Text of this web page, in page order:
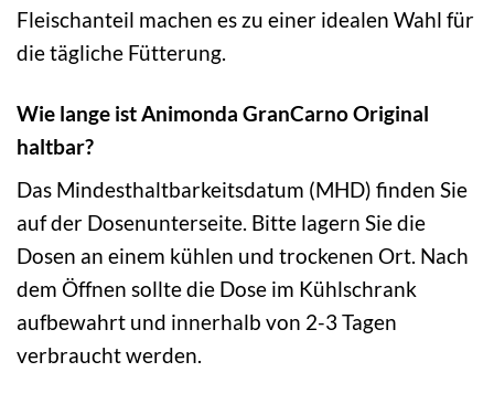
Fleischanteil machen es zu einer idealen Wahl für
die tägliche Fütterung.
Wie lange ist Animonda GranCarno Original
haltbar?
Das Mindesthaltbarkeitsdatum (MHD) finden Sie
auf der Dosenunterseite. Bitte lagern Sie die
Dosen an einem kühlen und trockenen Ort. Nach
dem Öffnen sollte die Dose im Kühlschrank
aufbewahrt und innerhalb von 2-3 Tagen
verbraucht werden.